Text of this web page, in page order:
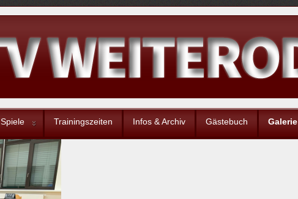
Spiele Trainingszeiten Infos & Archiv Gästebuch Galerie